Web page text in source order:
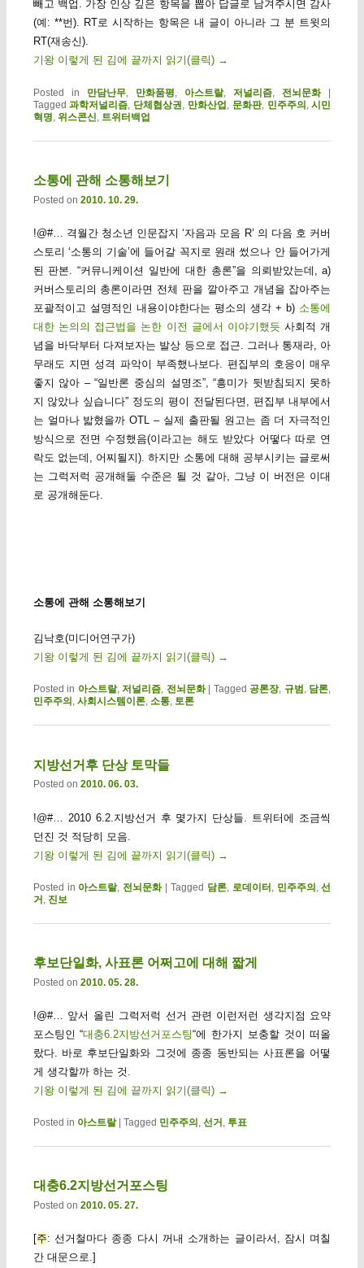
빼고 백업. 가장 인상 깊은 항목을 뽑아 답글로 남겨주시면 감사
(예: **번). RT로 시작하는 항목은 내 글이 아니라 그 분 트윗의
RT(재송신).
기왕 이렇게 된 김에 끝까지 읽기(클릭) →
Posted in 만담난무, 만화품평 아스트랄,저널리즘 전뇌문화
|
Tagged 과학저널리즘 단체협상권 만화산업 문화판, 민주주의 ,시민
혁명 위스콘신 트위터백업
소통에 관해 소통해보기
Posted on 2010. 10. 29.
!@#… 격월간 청소년 인문잡지 ‘자음과 모음 R’ 의 다음 호 커버
스토리 ‘소통의 기술’에 들어갈 꼭지로 원래 썼으나 안 들어가게
된 판본. “커뮤니케이션 일반에 대한 총론”을 의뢰받았는데, a)
커버스토리의 총론이라면 전체 판을 깔아주고 개념을 잡아주는
포괄적이고 설명적인 내용이야한다는 평소의 생각 + b) 소통에
대한 논의의 접근법을 논한 이전 글에서 이야기했듯 사회적 개
념을 바닥부터 다져보자는 발상 등으로 접근. 그러나 통재라, 아
무래도 지면 성격 파악이 부족했나보다. 편집부의 호응이 매우
좋지 않아 – “일반론 중심의 설명조”, “흥미가 뒷받침되지 못하
지 않았나 싶습니다” 정도의 평이 전달된다면, 편집부 내부에서
는 얼마나 밟혔을까 OTL – 실제 출판될 원고는 좀 더 자극적인
방식으로 전면 수정했음(이라고는 해도 받았다 어떻다 따로 연
락도 없는데, 어찌될지). 하지만 소통에 대해 공부시키는 글로써
는 그럭저럭 공개해둘 수준은 될 것 같아, 그냥 이 버전은 이대
로 공개해둔다.
소통에 관해 소통해보기
김낙호(미디어연구가)
기왕 이렇게 된 김에 끝까지 읽기(클릭) →
Posted in 아스트랄,저널리즘, 전뇌문화 Tagged 공론장, 규범 , 담론,
민주주의 , 사회시스템이론, 소통, 토론
지방선거후 단상 토막들
Posted on 2010. 06. 03.
!@#… 2010 6.2.지방선거 후 몇가지 단상들. 트위터에 조금씩
던진 것 적당히 모음.
기왕 이렇게 된 김에 끝까지 읽기(클릭) →
Posted in 아스트랄, 전뇌문화 | Tagged 담론, 로데이터 민주주의 ,선
거 진보
후보단일화, 사표론 어쩌고에 대해 짧게
Posted on 2010. 05. 28.
!@#… 앞서 올린 그럭저럭 선거 관련 이런저런 생각지점 요약
포스팅인 “대충6.2지방선거포스팅“에 한가지 보충할 것이 떠올
랐다. 바로 후보단일화와 그것에 종종 동반되는 사표론을 어떻
게 생각할까 하는 것.
기왕 이렇게 된 김에 끝까지 읽기(클릭) →
Posted in 아스트랄 Tagged 민주주의 , 선거 , 투표
대충6.2지방선거포스팅
Posted on 2010. 05. 27.
[주: 선거철마다 종종 다시 꺼내 소개하는 글이라서, 잠시 며칠
간 대문으로.]